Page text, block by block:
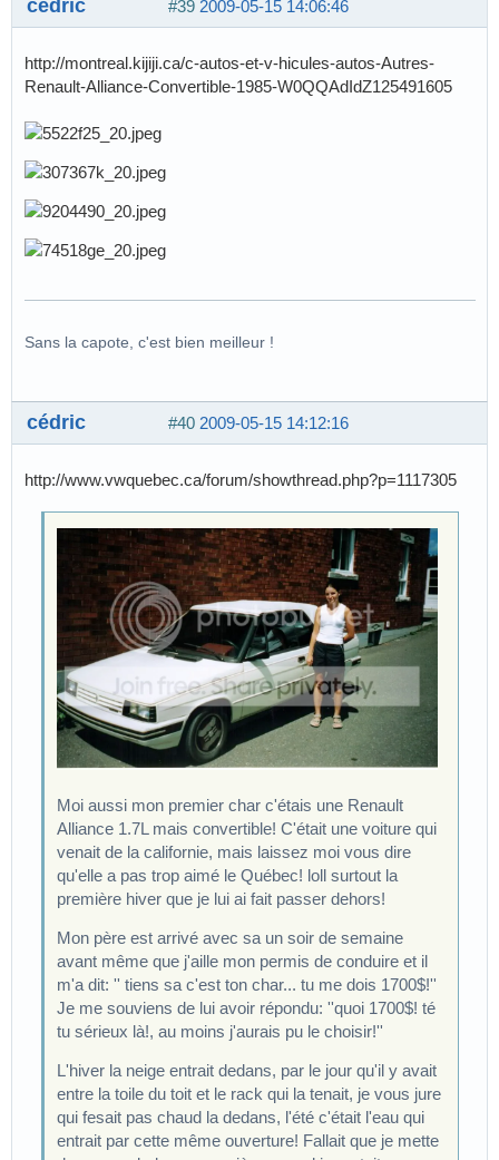
#39 2009-05-15 14:06:46
cédric
http://montreal.kijiji.ca/c-autos-et-v-hicules-autos-Autres-
Renault-Alliance-Convertible-1985-W0QQAdIdZ125491605
Sans la capote, c'est bien meilleur !
#40 2009-05-15 14:12:16
cédric
http://www.vwquebec.ca/forum/showthread.php?p=1117305
Moi aussi mon premier char c'étais une Renault
Alliance 1.7L mais convertible! C'était une voiture qui
venait de la californie, mais laissez moi vous dire
qu'elle a pas trop aimé le Québec! loll surtout la
première hiver que je lui ai fait passer dehors!
Mon père est arrivé avec sa un soir de semaine
avant même que j'aille mon permis de conduire et il
m'a dit: '' tiens sa c'est ton char... tu me dois 1700$!''
Je me souviens de lui avoir répondu: ''quoi 1700$! té
tu sérieux là!, au moins j'aurais pu le choisir!''
L'hiver la neige entrait dedans, par le jour qu'il y avait
entre la toile du toit et le rack qui la tenait, je vous jure
qui fesait pas chaud la dedans, l'été c'était l'eau qui
entrait par cette même ouverture! Fallait que je mette